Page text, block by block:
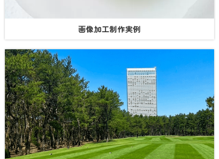
画像加工制作実例